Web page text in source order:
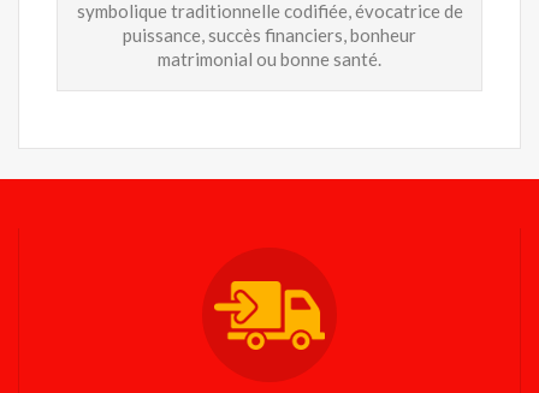
symbolique traditionnelle codifiée, évocatrice de
puissance, succès financiers, bonheur
matrimonial ou bonne santé.